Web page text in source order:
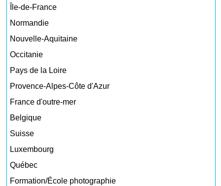
Île-de-France
Normandie
Nouvelle-Aquitaine
Occitanie
Pays de la Loire
Provence-Alpes-Côte d'Azur
France d'outre-mer
Belgique
Suisse
Luxembourg
Québec
Formation/École photographie